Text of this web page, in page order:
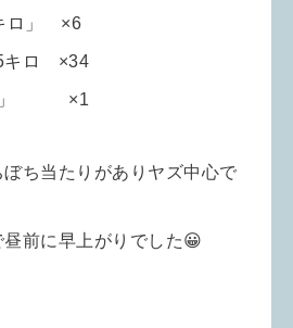
ロ」 ×6
ロ ×34
」 ×1
ち当たりがありヤズ中心で
前に早上がりでした😀